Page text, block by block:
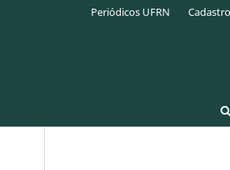
Periódicos UFRN Cadastro